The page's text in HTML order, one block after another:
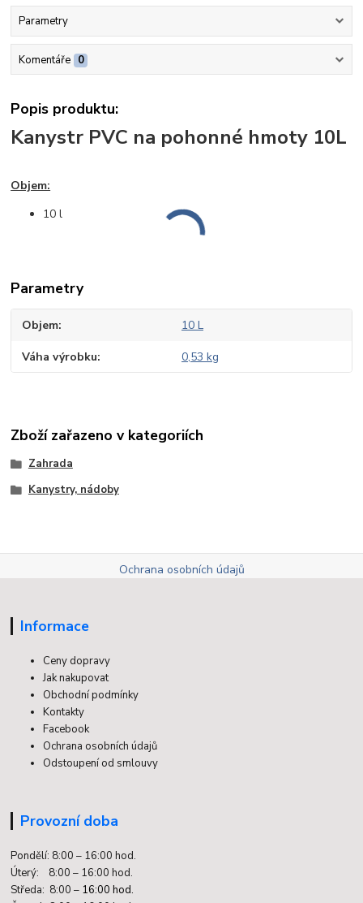
Parametry
Komentáře 0
Popis produktu:
Kanystr PVC na pohonné hmoty 10L
Objem:
10 l
Parametry
Objem 10 L
Váha výrobku 0,53 kg
Zboží zařazeno v kategoriích
Zahrada
Kanystry, nádoby
Ochrana osobních údajů
Informace
Ceny dopravy
Jak nakupovat
Obchodní podmínky
Kontakty
Facebook
Ochrana osobních údajů
Odstoupení od smlouvy
Provozní doba
Pondělí: 8:00 – 16:00 hod.
Úterý: 8:00 – 16:00 hod.
Středa: 8:00 – 16:00 hod.